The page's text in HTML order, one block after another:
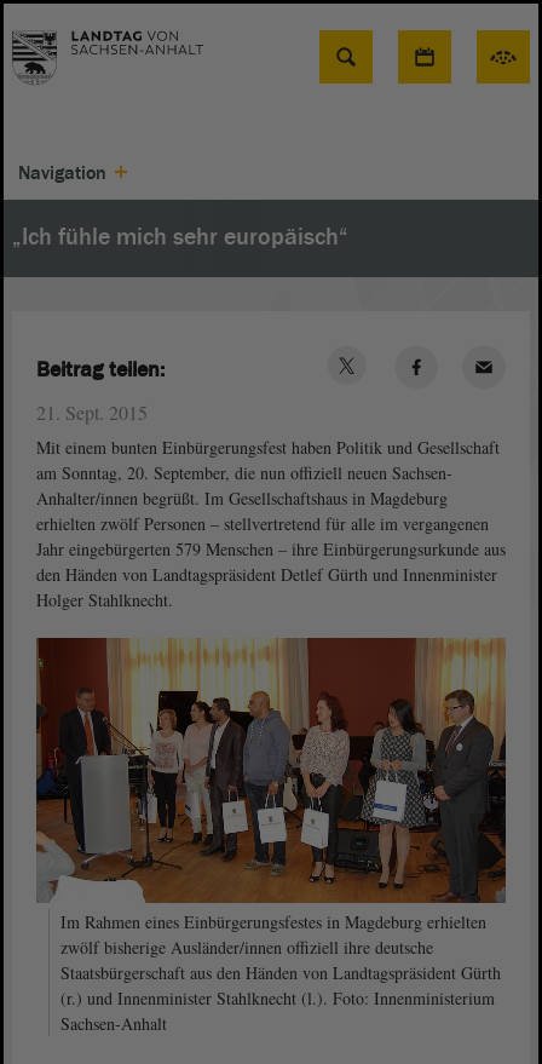
Suche
Navigation
„Ich fühle mich sehr europäisch“
21. Sept. 2015
Mit einem bunten Einbürgerungsfest haben Politik und Gesellschaft
am Sonntag, 20. September, die nun offiziell neuen Sachsen-
Anhalter/innen begrüßt. Im Gesellschaftshaus in Magdeburg
erhielten zwölf Personen – stellvertretend für alle im vergangenen
Jahr eingebürgerten 579 Menschen – ihre Einbürgerungsurkunde aus
den Händen von Landtagspräsident Detlef Gürth und Innenminister
Holger Stahlknecht.
Im Rahmen eines Einbürgerungsfestes in Magdeburg erhielten
zwölf bisherige Ausländer/innen offiziell ihre deutsche
Staatsbürgerschaft aus den Händen von Landtagspräsident Gürth
(r.) und Innenminister Stahlknecht (l.). Foto: Innenministerium
Sachsen-Anhalt
Beitrag teilen: